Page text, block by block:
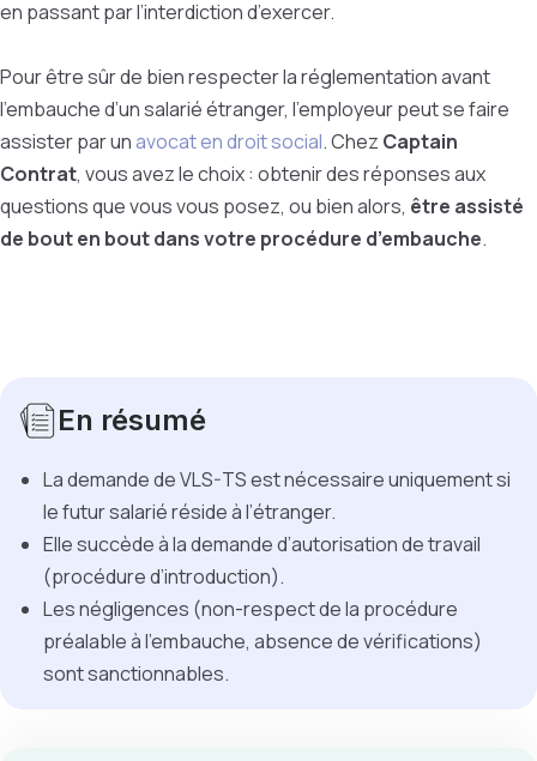
en passant par l’interdiction d’exercer.
Pour être sûr de bien respecter la réglementation avant
l’embauche d’un salarié étranger, l’employeur peut se faire
assister par unavocat en droit social. Chez Captain
Contrat, vous avez le choix : obtenir des réponses aux
questions que vous vous posez, ou bien alors, être assisté
de bout en bout dans votre procédure d’embauche.
En résumé
La demande de VLS-TS est nécessaire uniquement si
le futur salarié réside à l’étranger.
Elle succède à la demande d’autorisation de travail
(procédure d’introduction).
Les négligences (non-respect de la procédure
préalable à l’embauche, absence de vérifications)
sont sanctionnables.